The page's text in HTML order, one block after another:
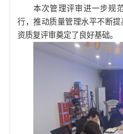
本次管理评审进一步规
行，推动质量管理水平不断
资质复评审奠定了良好基础。